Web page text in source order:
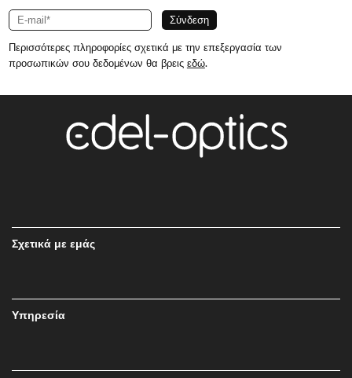
Περισσότερες πληροφορίες σχετικά με την επεξεργασία των
προσωπικών σου δεδομένων θα βρεις εδώ.
Σχετικά με εμάς
Υπηρεσία